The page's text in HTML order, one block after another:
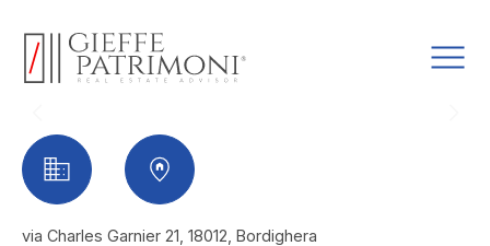
via Charles Garnier 21, 18012, Bordighera